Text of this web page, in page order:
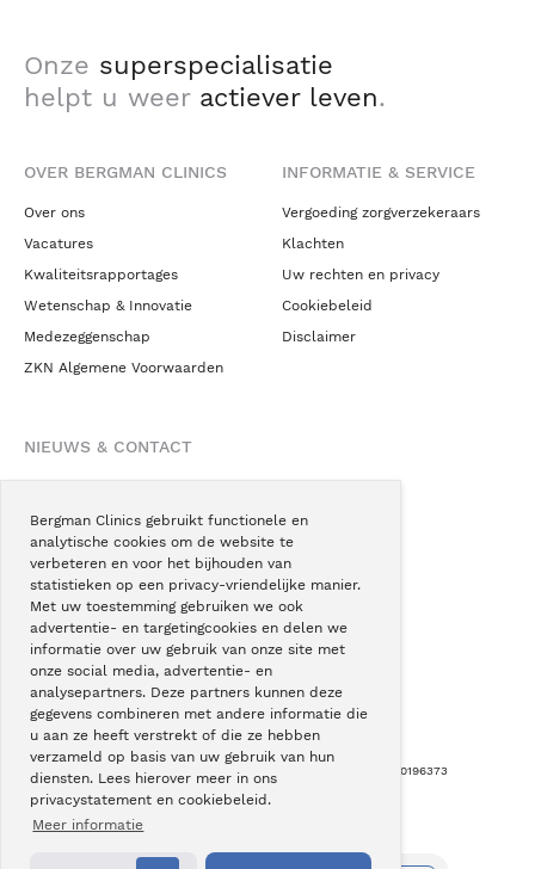
Bergman Clinics gebruikt functionele en
analytische cookies om de website te
verbeteren en voor het bijhouden van
statistieken op een privacy-vriendelijke manier.
Met uw toestemming gebruiken we ook
advertentie- en targetingcookies en delen we
informatie over uw gebruik van onze site met
onze social media, advertentie- en
analysepartners. Deze partners kunnen deze
gegevens combineren met andere informatie die
u aan ze heeft verstrekt of die ze hebben
verzameld op basis van uw gebruik van hun
diensten. Lees hierover meer in ons
privacystatement en cookiebeleid.
Meer informatie
Onze superspecialisatie
helpt u weer actiever leven.
OVER BERGMAN CLINICS
Over ons
Vacatures
Kwaliteitsrapportages
Wetenschap & Innovatie
Medezeggenschap
ZKN Algemene Voorwaarden
INFORMATIE & SERVICE
Vergoeding zorgverzekeraars
Klachten
Uw rechten en privacy
Cookiebeleid
Disclaimer
NIEUWS & CONTACT
Blogs
Podcast
Pressroom
Instagram
Facebook
LinkedIn
Copyright © Bergman Clinics 2026 KVK nummer: 30196373